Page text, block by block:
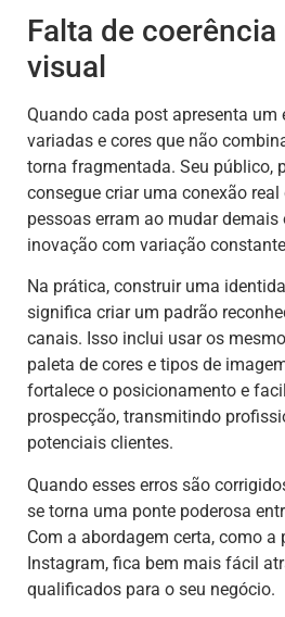
Falta de
visual
Quando cada post apresenta
variadas e cores que não
torna fragmentada. Seu público,
consegue criar uma conexão
pessoas erram ao mudar
inovação com variação
Na prática, construir uma
significa criar um padrão
canais. Isso inclui usar os
paleta de cores e tipos de
fortalece o posicionamento e
prospecção, transmitindo
potenciais clientes.
Quando esses erros são
se torna uma ponte poderosa
Com a abordagem certa, como a
Instagram, fica bem mais fácil
qualificados para o seu negócio.